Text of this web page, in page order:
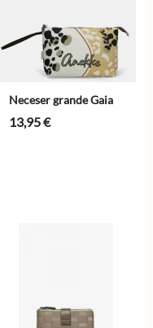
Neceser grande Gaia
13,95€